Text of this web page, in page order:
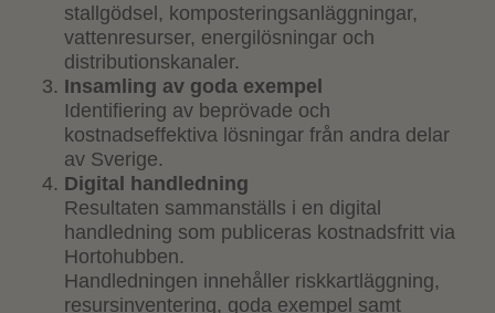
stallgödsel, komposteringsanläggningar,
vattenresurser, energilösningar och
distributionskanaler.
Insamling av goda exempel
Identifiering av beprövade och
kostnadseffektiva lösningar från andra delar
av Sverige.
Digital handledning
Resultaten sammanställs i en digital
handledning som publiceras kostnadsfritt via
Hortohubben.
Handledningen innehåller riskkartläggning,
resursinventering, goda exempel samt